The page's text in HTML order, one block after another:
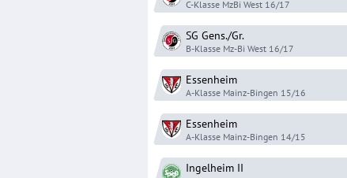
C-Klasse MzBi West 16/17
SG Gens./Gr.
B-Klasse Mz-Bi West 16/17
Essenheim
A-Klasse Mainz-Bingen 15/16
Essenheim
A-Klasse Mainz-Bingen 14/15
Ingelheim II